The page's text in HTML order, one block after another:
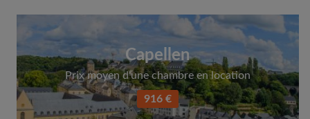
colocataires de ce que vous cherchez
exactement
Capellen
Prix moyen d'une chambre en location
916 €